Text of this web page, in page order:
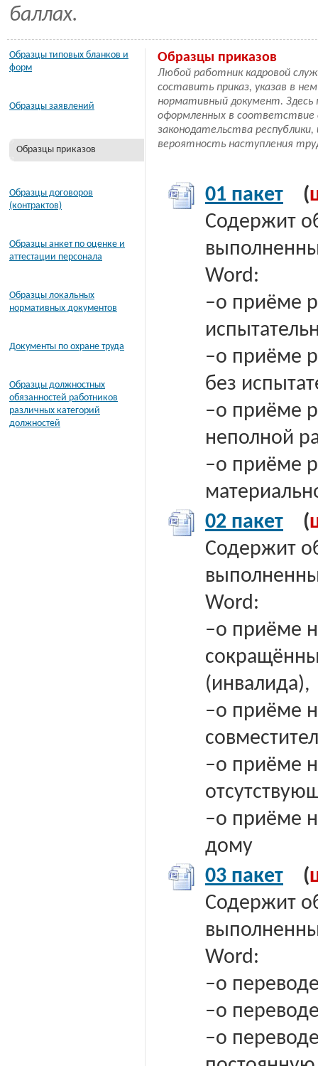
баллах.
Образцы типовых бланков и
форм
Образцы заявлений
Образцы приказов
Образцы договоров
(контрактов)
Образцы анкет по оценке и
аттестации персонала
Образцы локальных
нормативных документов
Документы по охране труда
Образцы должностных
обязанностей работников
различных категорий
должностей
Образцы приказов
Любой работник кадровой
составить приказ, указав в
нормативный документ. Здесь
оформленных в соответствие
законодательства
вероятность наступления
01 пакет (
Содержит
Word:
–о приёме
–о приёме
без
–о приёме
неполной
–о приёме
02 пакет
(
Содержит
Word:
–о приёме
(инвалида),
–о приёме
–о приёме
–о приёме
дому
03 пакет
(
Содержит
Word:
–о
–о
–о